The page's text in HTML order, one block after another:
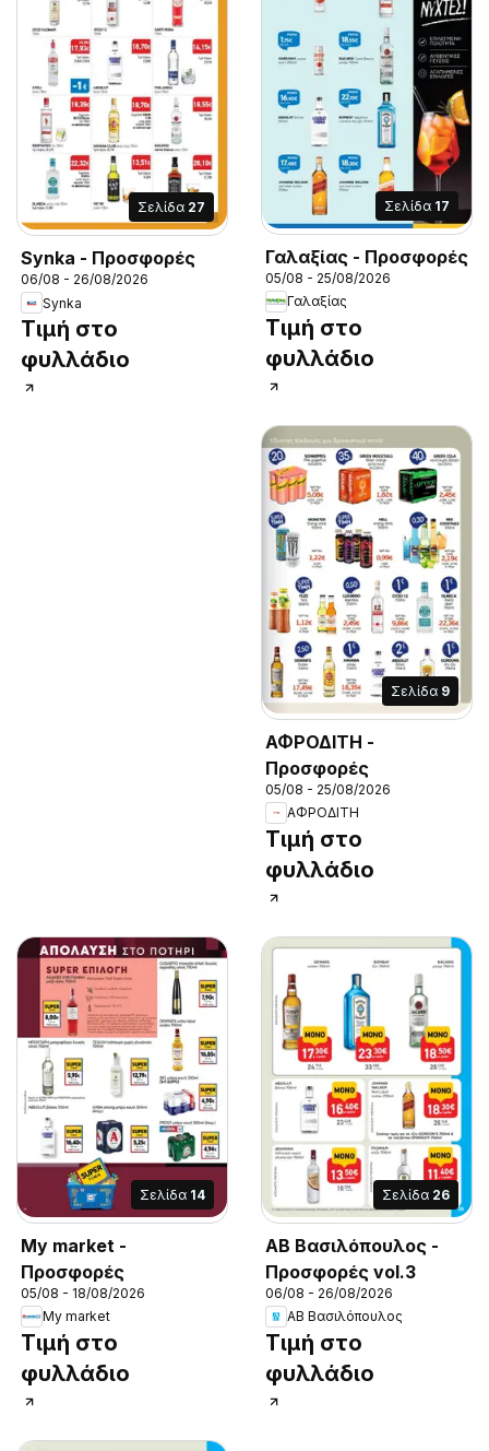
Σελίδα 27
Synka - Προσφορές
06/08 - 26/08/2026
Synka
Τιμή στο
φυλλάδιο
Σελίδα 17
Γαλαξίας - Προσφορές
05/08 - 25/08/2026
Γαλαξίας
Τιμή στο
φυλλάδιο
Σελίδα 9
ΑΦΡΟΔΙΤΗ -
Προσφορές
05/08 - 25/08/2026
ΑΦΡΟΔΙΤΗ
Τιμή στο
φυλλάδιο
Σελίδα 14
My market -
Προσφορές
05/08 - 18/08/2026
My market
Τιμή στο
φυλλάδιο
Σελίδα 26
ΑΒ Βασιλόπουλος -
Προσφορές vol.3
06/08 - 26/08/2026
ΑΒ Βασιλόπουλος
Τιμή στο
φυλλάδιο